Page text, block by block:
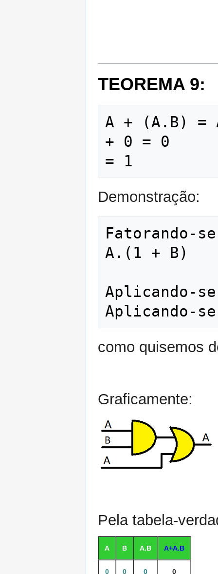
TEOREMA 9:
A + (A.B)
+ 0 = 0
Demonstração:
Fatorando-
A.(1 + B)
Aplicando-
como quisemos
Graficamente:
Pela tabela-
A B A.B A+A.B
0 0 0 0